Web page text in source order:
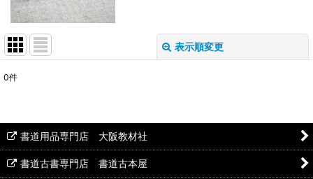
表示順変更
並び順:
絞り込む
0件
書道用品専門店 大阪教材社
書道古書専門店 書道古本屋